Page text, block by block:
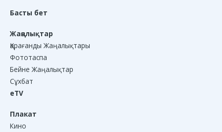
Басты бет
Жаңалықтар
Қарағанды Жаңалықтары
Фототаспа
Бейне Жаңалықтар
Сұхбат
eTV
Плакат
Кино